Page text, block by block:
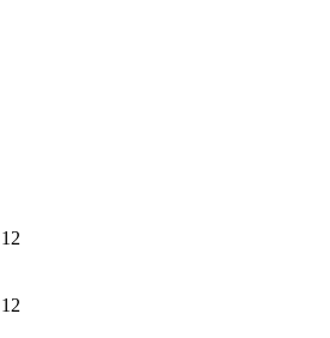
12
12